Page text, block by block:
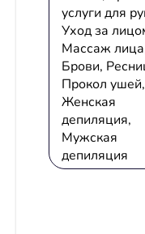
услуги для
Уход за
Массаж
Брови,
Прокол ушей,
Женская
депиляция,
Мужская
депиляция